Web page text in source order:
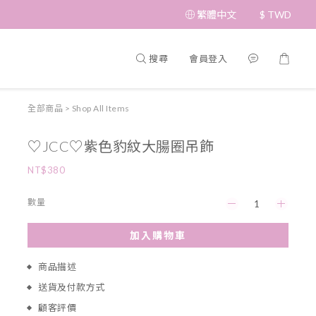
繁體中文 $ TWD
搜尋 會員登入
全部商品 > Shop All Items
♡JCC♡紫色豹紋大腸圈吊飾
NT$380
數量
加入購物車
商品描述
送貨及付款方式
顧客評價